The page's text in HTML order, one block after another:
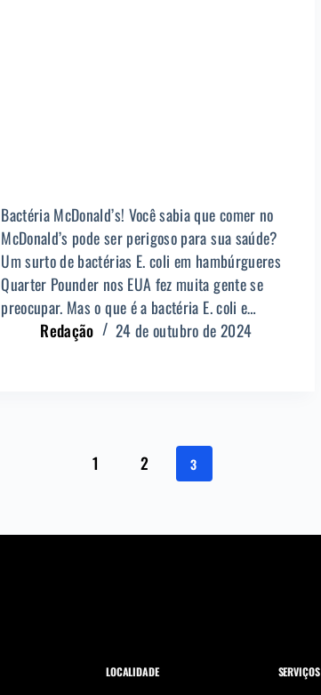
Bactéria McDonald’s! Você sabia que comer no
McDonald’s pode ser perigoso para sua saúde?
Um surto de bactérias E. coli em hambúrgueres
Quarter Pounder nos EUA fez muita gente se
preocupar. Mas o que é a bactéria E. coli e…
Redação
24 de outubro de 2024
1 2 3
LOCALIDADE SERVIÇOS